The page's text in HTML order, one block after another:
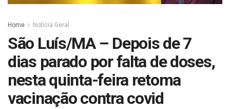
Home Notícia Geral
São Luís/MA – Depois de 7
dias parado por falta de doses,
nesta quinta-feira retoma
vacinação contra covid